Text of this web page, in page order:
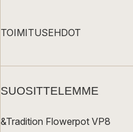
TOIMITUSEHDOT
SUOSITTELEMME
&Tradition Flowerpot VP8